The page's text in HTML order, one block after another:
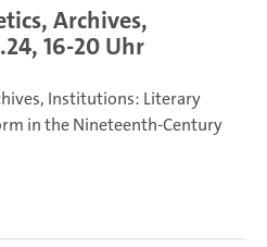
Archives,
16-20 Uhr
Institutions: Literary
in the Nineteenth-Century